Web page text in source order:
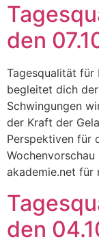
den
Tagesqualität für
begleitet dich
Schwingungen
der Kraft der
Perspektiven für
akademie.net für
den